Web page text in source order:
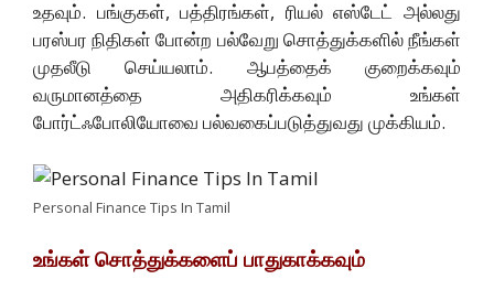
உதவும். பங்குகள், பத்திரங்கள், ரியல் எஸ்டேட் அல்லது
பரஸ்பர நிதிகள் போன்ற பல்வேறு சொத்துக்களில் நீங்கள்
முதலீடு செய்யலாம். ஆபத்தைக் குறைக்கவும்
வருமானத்தை அதிகரிக்கவும் உங்கள்
போர்ட்ஃபோலியோவை பல்வகைப்படுத்துவது முக்கியம்.
Personal Finance Tips In Tamil
உங்கள் சொத்துக்களைப் பாதுகாக்கவும்